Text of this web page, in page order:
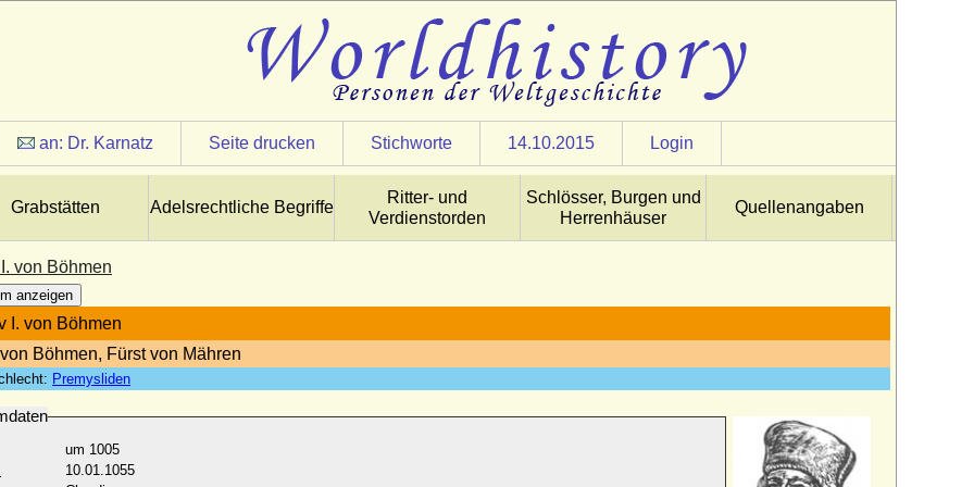
an: Dr. Karnatz Seite drucken Stichworte 14.10.2015 Login
Grabstätten Adelsrechtliche Begriffe
Ritter- und
Verdienstorden
Schlösser, Burgen und
Herrenhäuser
Quellenangaben
von Böhmen
anzeigen
I. von Böhmen
Böhmen, Fürst von Mähren
Premysliden
um 1005
10.01.1055